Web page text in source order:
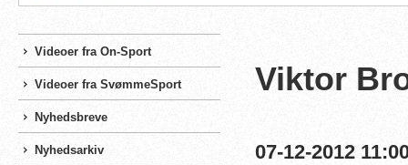
Videoer fra On-Sport
Videoer fra SvømmeSport
Nyhedsbreve
Nyhedsarkiv
Viktor
07-12-2012